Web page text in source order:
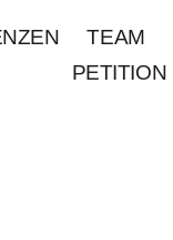
TEAM
PETITION